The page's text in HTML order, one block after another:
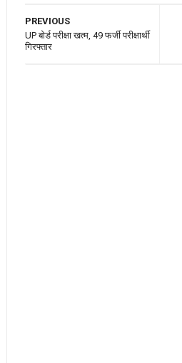
PREVIOUS
UP बोर्ड परीक्षा खत्म, 49 फर्जी परीक्षार्थी
गिरफ्तार